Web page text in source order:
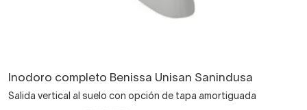
Inodoro completo Benissa Unisan Sanindusa
Salida vertical al suelo con opción de tapa amortiguada